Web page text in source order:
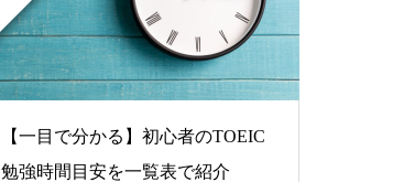
【一目で分かる】初心者のTOEIC
勉強時間目安を一覧表で紹介